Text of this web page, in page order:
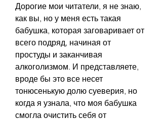
Дорогие мои читатели, я не знаю,
как вы, но у меня есть такая
бабушка, которая заговаривает от
всего подряд, начиная от
простуды и заканчивая
алкоголизмом. И представляете,
вроде бы это все несет
тонюсенькую долю суеверия, но
когда я узнала, что моя бабушка
смогла очистить себя от